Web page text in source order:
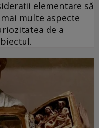
elementare să
multe aspecte
de a